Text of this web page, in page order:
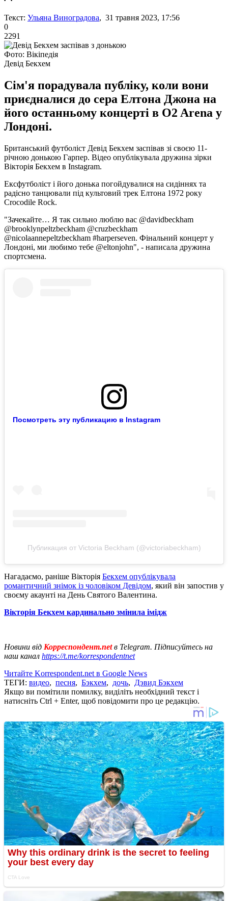
Текст: Ульяна Виноградова, 31 травня 2023, 17:56
0
2291
Фото: Вікіпедія
Девід Бекхем
Сім'я порадувала публіку, коли вони
приєдналися до сера Елтона Джона на
його останньому концерті в O2 Arena у
Лондоні.
Британський футболіст Девід Бекхем заспівав зі своєю 11-
річною донькою Гарпер. Відео опублікувала дружина зірки
Вікторія Бекхем в Instagram.
Ексфутболіст і його донька погойдувалися на сидіннях та
радісно танцювали під культовий трек Елтона 1972 року
Crocodile Rock.
"Зачекайте… Я так сильно люблю вас @davidbeckham
@brooklynpeltzbeckham @cruzbeckham
@nicolaannepeltzbeckham #harperseven. Фінальний концерт у
Лондоні, ми любимо тебе @eltonjohn", - написала дружина
спортсмена.
Посмотреть эту публикацию в Instagram
Публикация от Victoria Beckham (@victoriabeckham)
Нагадаємо, раніше Вікторія Бекхем опублікувала
романтичний знімок із чоловіком Девідом, який він запостив у
своєму акаунті на День Святого Валентина.
Вікторія Бекхем кардинально змінила імідж
Новини від Корреспондент.netв Telegram. Підписуйтесь на
наш канал https://t.me/korrespondentnet
Читайте Korrespondent.net в Google News
ТЕГИ: видео, песня, Бэкхем, дочь, Дэвид Бэкхем
Якщо ви помітили помилку, виділіть необхідний текст і
натисніть Ctrl + Enter, щоб повідомити про це редакцію.